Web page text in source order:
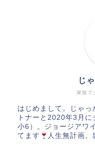
家族で
じ
はじめまして。じゃ
トナーと2020年3月に
小6）。ジョージアワ
てます
人生無計画。